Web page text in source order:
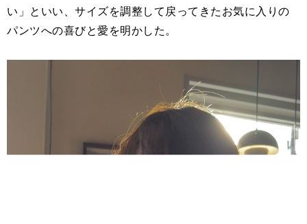
い」といい、サイズを調整して戻ってきたお気に入りの
パンツへの喜びと愛を明かした。